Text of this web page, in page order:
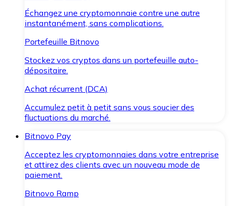
Échangez une cryptomonnaie contre une autre
instantanément, sans complications.
Portefeuille Bitnovo
Stockez vos cryptos dans un portefeuille auto-
dépositaire.
Achat récurrent (DCA)
Accumulez petit à petit sans vous soucier des
fluctuations du marché.
Bitnovo Pay
Acceptez les cryptomonnaies dans votre entreprise
et attirez des clients avec un nouveau mode de
paiement.
Bitnovo Ramp